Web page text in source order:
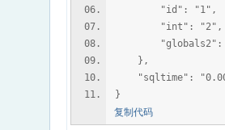
"id": "1",
"int": "2",
"globals2":
},
"sqltime":
}
复制代码